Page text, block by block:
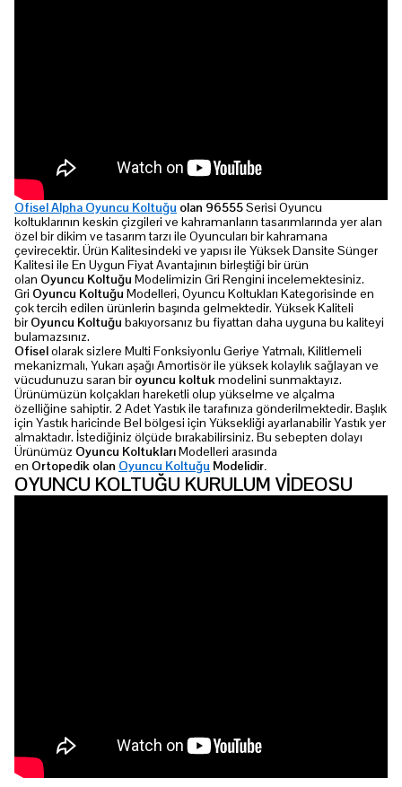
Ofisel Alpha Oyuncu Koltuğu olan 96555Serisi Oyuncu
koltuklarının keskin çizgileri ve kahramanların tasarımlarında yer alan
özel bir dikim ve tasarım tarzı ile Oyuncuları bir kahramana
çevirecektir. Ürün Kalitesindeki ve yapısı ile Yüksek Dansite Sünger
Kalitesi ile En Uygun Fiyat Avantajının birleştiği bir ürün
olan Oyuncu Koltuğu Modelimizin Gri Rengini incelemektesiniz.
Gri Oyuncu Koltuğu Modelleri, Oyuncu Koltukları Kategorisinde en
çok tercih edilen ürünlerin başında gelmektedir. Yüksek Kaliteli
bir Oyuncu Koltuğu bakıyorsanız bu fiyattan daha uyguna bu kaliteyi
bulamazsınız.
Ofiselolarak sizlere Multi Fonksiyonlu Geriye Yatmalı, Kilitlemeli
mekanizmalı, Yukarı aşağı Amortisör ile yüksek kolaylık sağlayan ve
vücudunuzu saran bir oyuncu koltukmodelini sunmaktayız.
Ürünümüzün kolçakları hareketli olup yükselme ve alçalma
özelliğine sahiptir. 2 Adet Yastık ile tarafınıza gönderilmektedir. Başlık
için Yastık haricinde Bel bölgesi için Yüksekliği ayarlanabilir Yastık yer
almaktadır. İstediğiniz ölçüde bırakabilirsiniz. Bu sebepten dolayı
Ürünümüz Oyuncu KoltuklarıModelleri arasında
en Ortopedik olan Oyuncu Koltuğu Modelidir.
OYUNCU KOLTUĞU KURULUM VİDEOSU